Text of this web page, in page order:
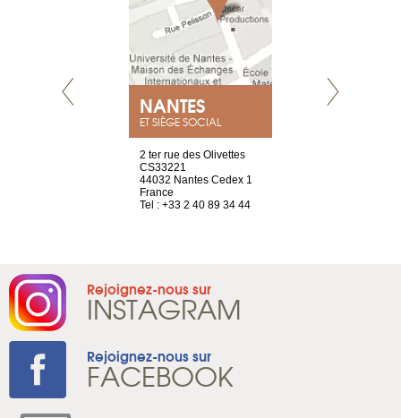
NANTES
ET SIÈGE SOCIAL
2 ter rue des Olivettes
CS33221
44032 Nantes Cedex 1
France
Tel : +33 2 40 89 34 44
Rejoignez-nous sur
INSTAGRAM
Rejoignez-nous sur
FACEBOOK